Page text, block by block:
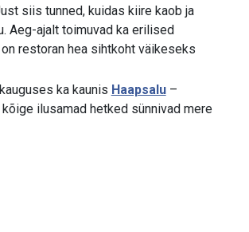
siis tunned, kuidas kiire kaob ja
Aeg-ajalt toimuvad ka erilised
restoran hea sihtkoht väikeseks
ka kaunis Haapsalu–
ilusamad hetked sünnivad mere